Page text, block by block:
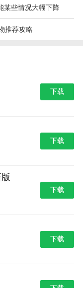
某些情况大幅下降
推荐攻略
下载
下载
下载
下载